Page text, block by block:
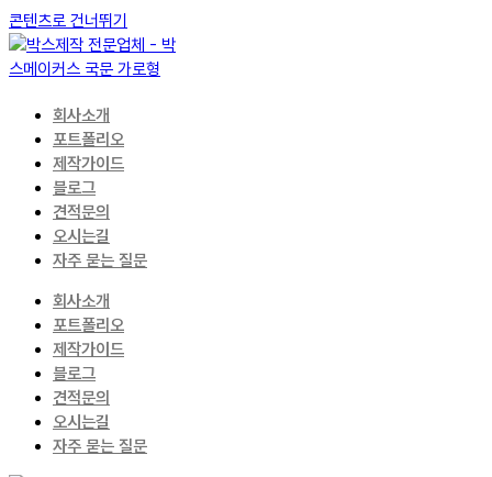
콘텐츠로 건너뛰기
회사소개
포트폴리오
제작가이드
블로그
견적문의
오시는길
자주 묻는 질문
회사소개
포트폴리오
제작가이드
블로그
견적문의
오시는길
자주 묻는 질문